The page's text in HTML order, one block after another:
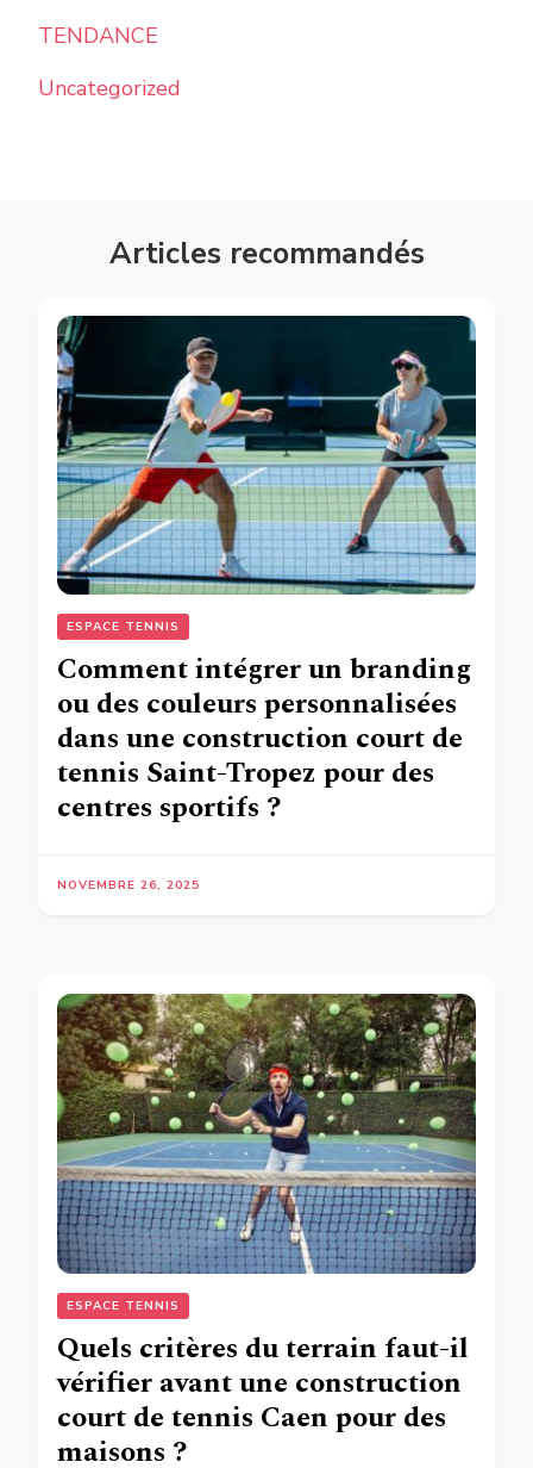
TENDANCE
Uncategorized
Articles recommandés
ESPACE TENNIS
Comment intégrer un branding
ou des couleurs personnalisées
dans une construction court de
tennis Saint-Tropez pour des
centres sportifs ?
NOVEMBRE 26, 2025
ESPACE TENNIS
Quels critères du terrain faut-il
vérifier avant une construction
court de tennis Caen pour des
maisons ?